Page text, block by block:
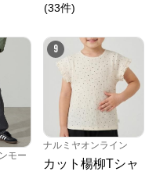
(33件)
モー
9
ナルミヤオンライン
カット楊柳Tシャ
トア
からのコメン
(ジュンコシマ
タヤマ）、
ビック)、DECOY
フルール)、
ど、20 代～ 40 代の
の人気ブランドをラ